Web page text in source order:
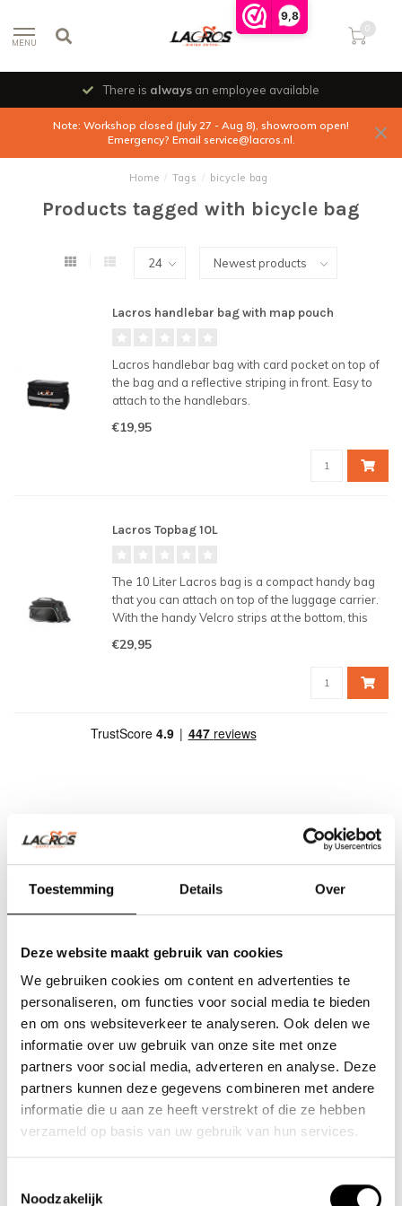
9,8
Toestemming Details Over
Deze website maakt gebruik van cookies
We gebruiken cookies om content en advertenties te
personaliseren, om functies voor social media te bieden
en om ons websiteverkeer te analyseren. Ook delen we
informatie over uw gebruik van onze site met onze
partners voor social media, adverteren en analyse. Deze
partners kunnen deze gegevens combineren met andere
informatie die u aan ze heeft verstrekt of die ze hebben
verzameld op basis van uw gebruik van hun services.
Noodzakelijk
MENU
0
There is always an employee available
Note: Workshop closed (July 27 - Aug 8), showroom open!
Emergency? Email service@lacros.nl.
Home / Tags / bicycle bag
Products tagged with bicycle bag
Lacros handlebar bag with map pouch
Lacros handlebar bag with card pocket on top of
the bag and a reflective striping in front. Easy to
attach to the handlebars.
€19,95
Lacros Topbag 10L
The 10 Liter Lacros bag is a compact handy bag
that you can attach on top of the luggage carrier.
With the handy Velcro strips at the bottom, this
carrier during your bike ride.
€29,95
Team Lacros
Nieuwe Eerdsebaan 16, 5482 VS Schijndel Nederland